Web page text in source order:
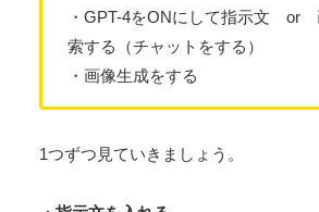
・GPT-4をONにして指示文 or
索する（チャットをする）
・画像生成をする
1つずつ見ていきましょう。